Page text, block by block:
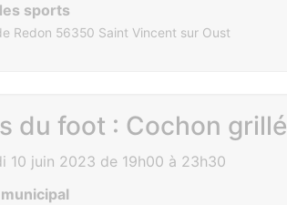
sports
Redon 56350 Saint Vincent sur Oust
du foot : Cochon grillé
10 juin 2023 de 19h00 à 23h30